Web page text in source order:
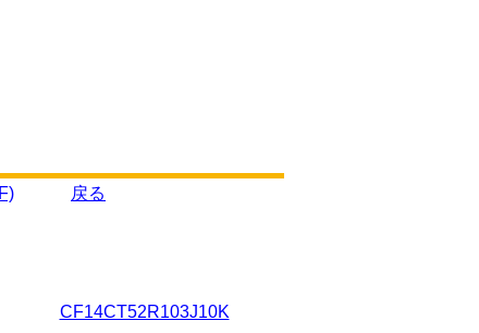
戻る
CF14CT52R103J10K